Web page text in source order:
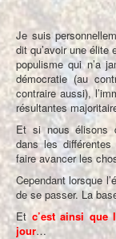
Je suis
dit qu’avoir une élite
populisme qui n’a
démocratie (au
contraire aussi),
résultantes
Et si nous élisons
dans les
faire avancer les
Cependant lorsque
de se passer. La
Et c’est ainsi
jour…